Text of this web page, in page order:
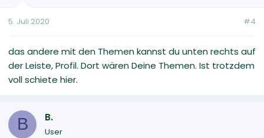
5. Juli 2020 #4
das andere mit den Themen kannst du unten rechts auf
der Leiste, Profil. Dort wären Deine Themen. Ist trotzdem
voll schiete hier.
B B.
User